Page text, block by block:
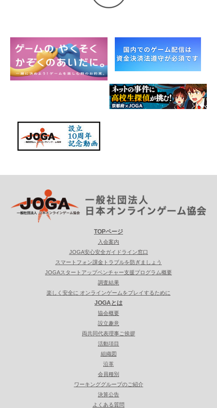
TOPページ
入会案内
JOGA安心安全ガイドライン窓口
スマートフォン課金トラブルを防ぎましょう
JOGAスタートアップベンチャー支援プログラム概要
調査結果
楽しく安全に オンラインゲームをプレイするために
JOGAとは
協会概要
設立趣意
両共同代表理事ご挨拶
活動項目
組織図
沿革
会員種別
ワーキンググループのご紹介
決算公告
よくある質問